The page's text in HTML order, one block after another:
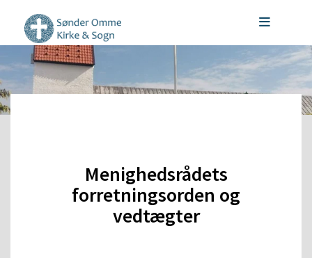
Menighedsrådets
forretningsorden og
vedtægter